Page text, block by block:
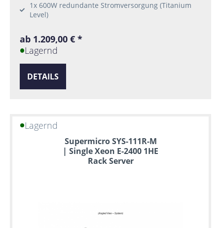
1x 600W redundante Stromversorgung (Titanium
Level)
ab 1.209,00 € *
Lagernd
DETAILS
Lagernd
Supermicro SYS-111R-M
| Single Xeon E-2400 1HE
Rack Server